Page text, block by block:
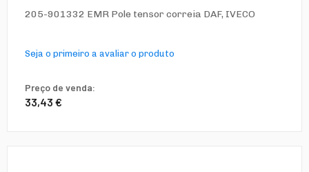
205-901332 EMR Pole tensor correia DAF, IVECO
Seja o primeiro a avaliar o produto
Preço de venda:
33,43 €